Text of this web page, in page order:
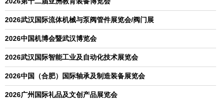
2026武汉国际流体机械与泵阀管件展览会/阀门展
2026中国机博会暨武汉博览会
2026武汉国际智能工业及自动化技术展览会
2026中国（合肥）国际轴承及制造装备展览会
2026广州国际礼品及文创产品展览会